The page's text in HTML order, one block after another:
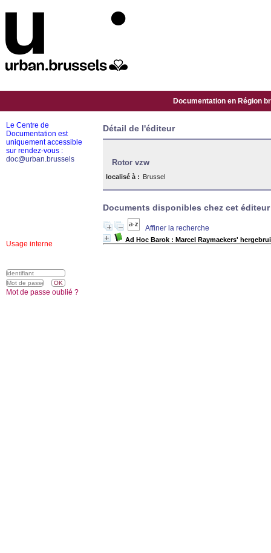
Documentation en Région
Détail de l'éditeur
Rotor vzw
localisé à : Brussel
Documents disponibles chez cet éditeur
Affiner la recherche
Ad Hoc Barok : Marcel Raymaekers'
Le Centre de
Documentation est
uniquement accessible
sur rendez-vous :
doc@urban.brussels
Usage interne
Mot de passe oublié ?